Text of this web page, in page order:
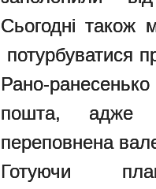
Сьогодні також
потурбуватися
Рано-
пошта, адже
переповнена
Готуючи